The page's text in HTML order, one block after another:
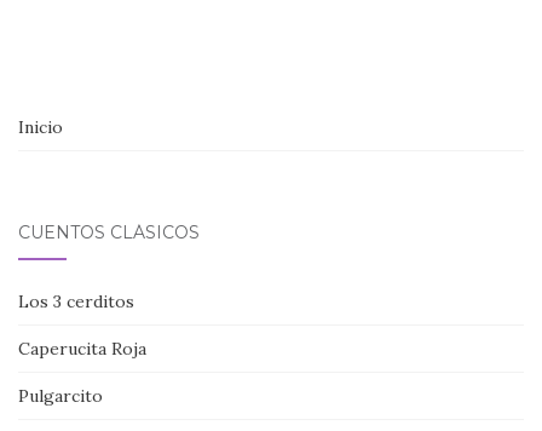
Inicio
CUENTOS CLÁSICOS
Los 3 cerditos
Caperucita Roja
Pulgarcito